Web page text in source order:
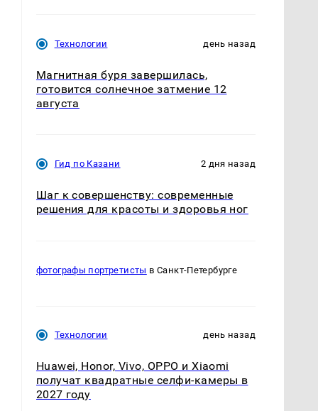
Технологии день назад
Магнитная буря завершилась,
готовится солнечное затмение 12
августа
Гид по Казани 2 дня назад
Шаг к совершенству: современные
решения для красоты и здоровья ног
фотографы портретисты в Санкт-Петербурге
Технологии день назад
Huawei, Honor, Vivo, OPPO и Xiaomi
получат квадратные селфи-камеры в
2027 году